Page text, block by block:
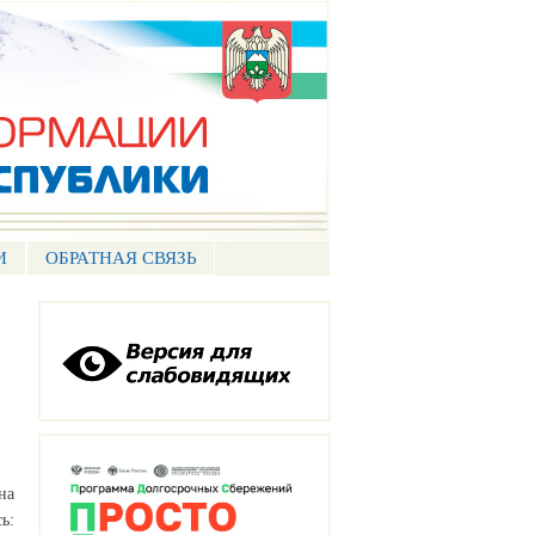
ОБРАТНАЯ СВЯЗЬ